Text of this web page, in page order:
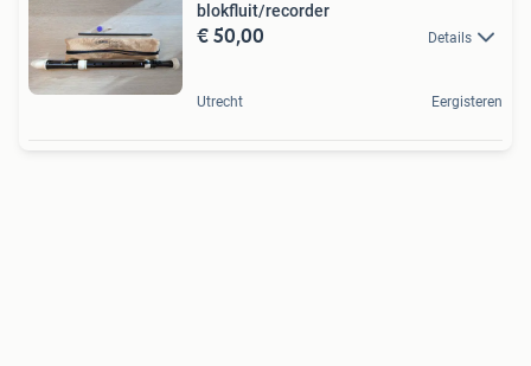
blokfluit/recorder
€ 50,00 Details
Utrecht Eergisteren